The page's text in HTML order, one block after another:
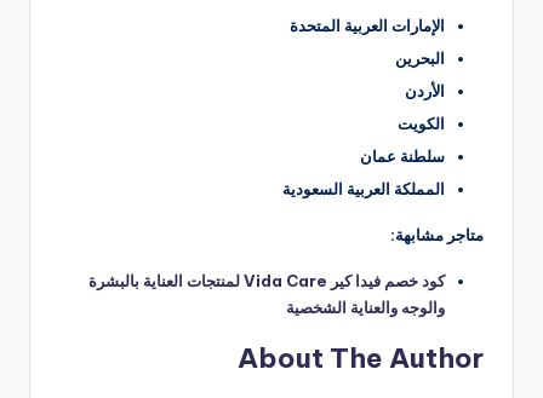
الإمارات العربية المتحدة
البحرين
الأردن
الكويت
سلطنة عمان
المملكة العربية السعودية
متاجر مشابهة:
كود خصم فيدا كير Vida Care لمنتجات العناية بالبشرة
والوجه والعناية الشخصية
About The Author